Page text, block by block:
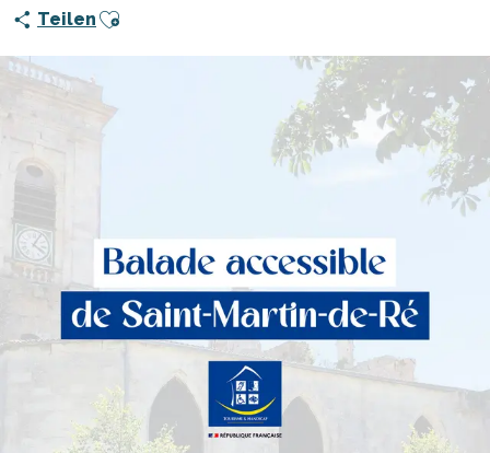
Teilen Ajouter aux favoris